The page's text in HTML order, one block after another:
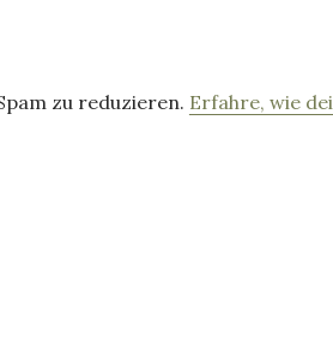
zu reduzieren. Erfahre, wie